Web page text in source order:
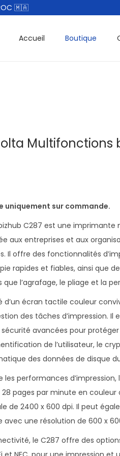
🇲🇦
Accueil Boutique
Multifonctions
uniquement sur commande.
C287 est une
aux entreprises et aux
Il offre des fonctionnalités
rapides et fiables, ainsi que
que l’agrafage, le pliage et la
d’un écran tactile couleur
des tâches d’impression. Il
avancées pour
de l’utilisateur, le
des données de disque
les performances
28 pages par minute en
de 2400 x 600 dpi. Il peut
une résolution de 600 x
le C287 offre des